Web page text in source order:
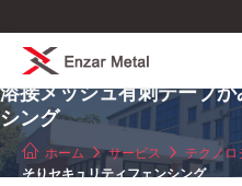
溶接メッシュ有刺テープ
シング
ホーム サービス テクノロ
そりセキュリティフェンシング